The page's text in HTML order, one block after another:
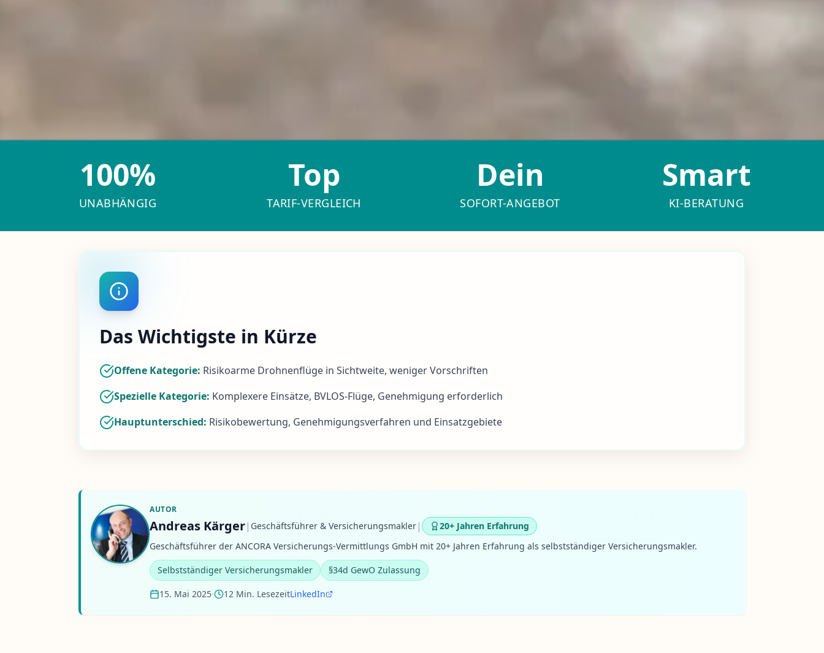
100%
UNABHÄNGIG
Top
TARIF-VERGLEICH
Dein
SOFORT-ANGEBOT
Smart
KI-BERATUNG
Das Wichtigste in Kürze
Offene Kategorie: Risikoarme Drohnenflüge in Sichtweite, weniger Vorschriften
Spezielle Kategorie: Komplexere Einsätze, BVLOS-Flüge, Genehmigung erforderlich
Hauptunterschied: Risikobewertung, Genehmigungsverfahren und Einsatzgebiete
AUTOR
Andreas Kärger| Geschäftsführer & Versicherungsmakler |
20+ Jahren Erfahrung
Geschäftsführer der ANCORA Versicherungs-Vermittlungs GmbH mit 20+ Jahren Erfahrung als selbstständiger Versicherungsmakler.
Selbstständiger Versicherungsmakler §34d GewO Zulassung
15. Mai 2025· 12 Min. LesezeitLinkedIn